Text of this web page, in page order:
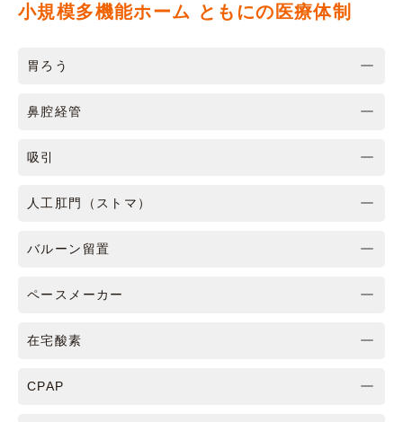
小規模多機能ホーム ともにの医療体制
胃ろう
鼻腔経管
吸引
人工肛門（ストマ）
バルーン留置
ペースメーカー
在宅酸素
CPAP